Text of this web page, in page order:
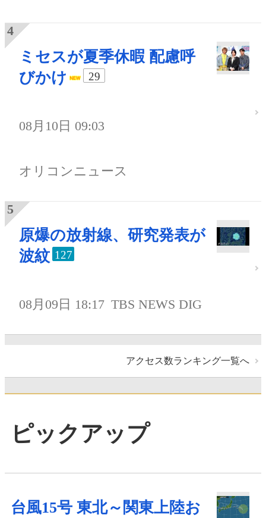
ミセスが夏季休暇 配慮呼
びかけ
29
08月10日 09:03
オリコンニュース
原爆の放射線、研究発表が
波紋 127
08月09日 18:17 TBS NEWS DIG
アクセス数ランキング一覧へ
ピックアップ
台風15号 東北～関東上陸お